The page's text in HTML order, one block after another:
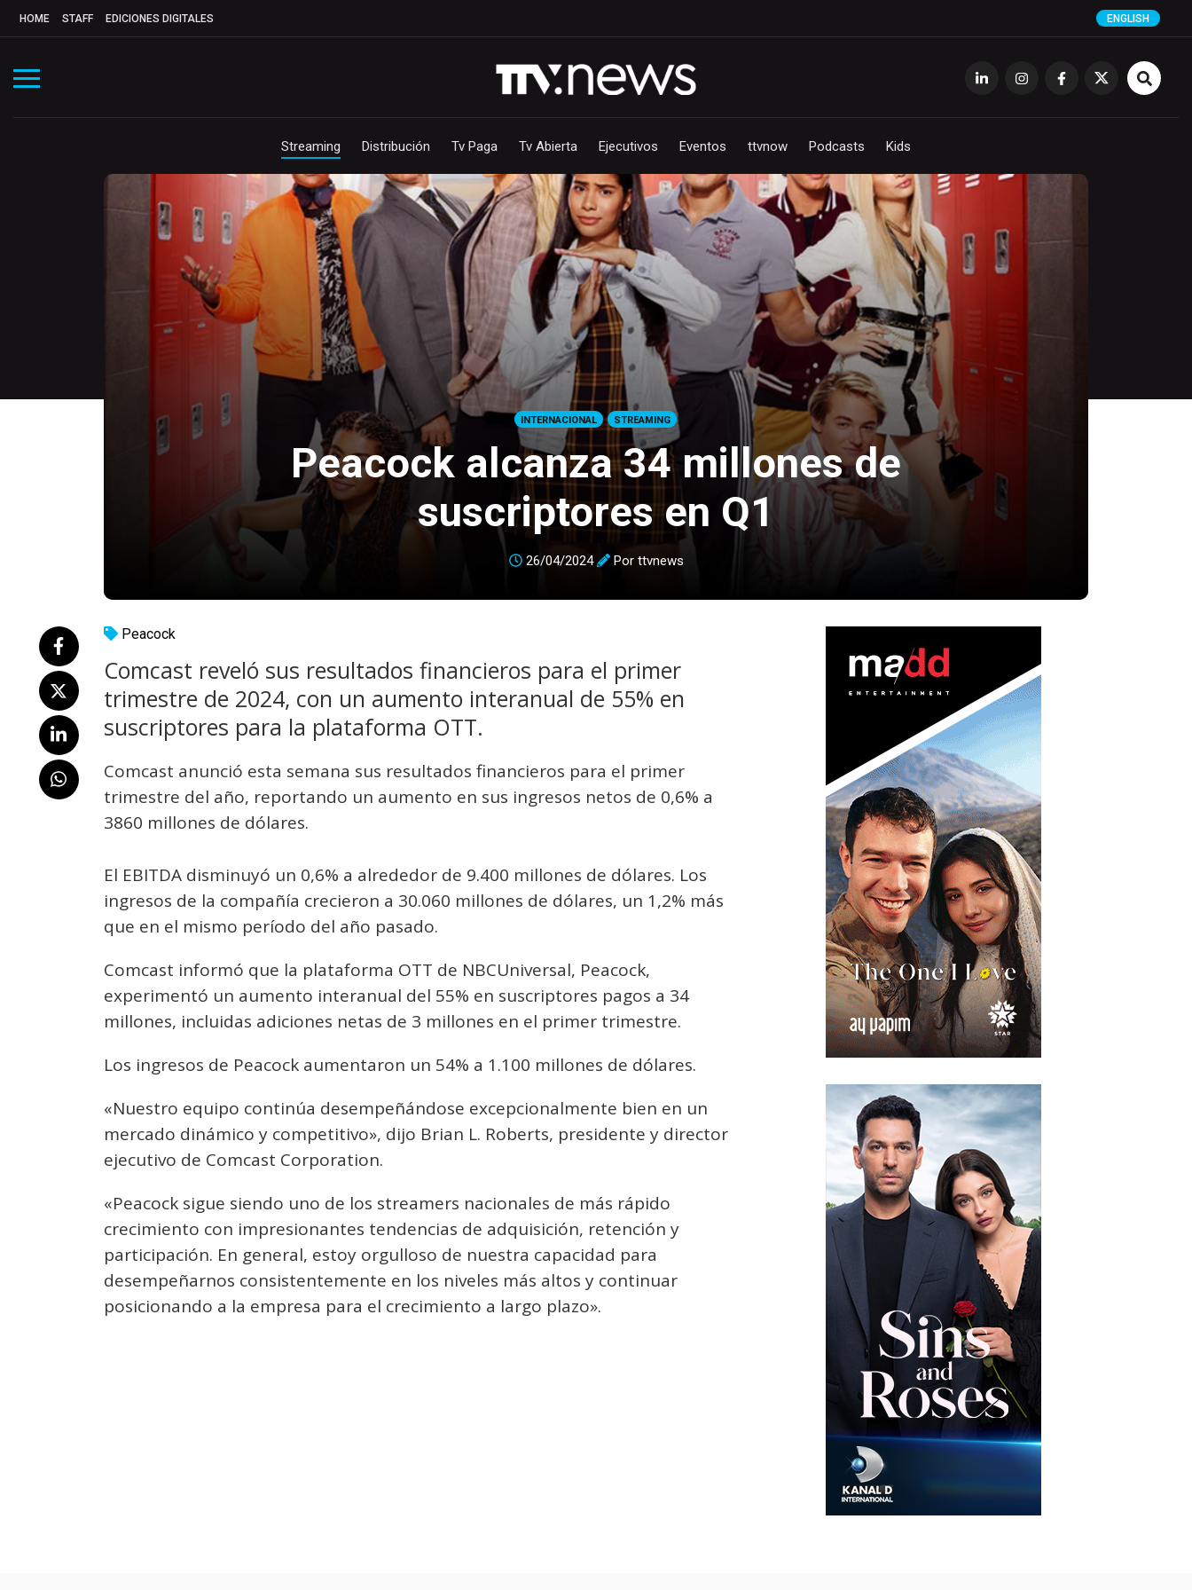
HOME STAFF EDICIONES DIGITALES ENGLISH
Streaming Distribución Tv Paga Tv Abierta Ejecutivos Eventos ttvnow Podcasts Kids
INTERNACIONAL STREAMING
Peacock alcanza 34 millones de
suscriptores en Q1
26/04/2024 Por ttvnews
Peacock
Comcast reveló sus resultados financieros para el primer
trimestre de 2024, con un aumento interanual de 55% en
suscriptores para la plataforma OTT.
Comcast anunció esta semana sus resultados financieros para el primer
trimestre del año, reportando un aumento en sus ingresos netos de 0,6% a
3860 millones de dólares.
El EBITDA disminuyó un 0,6% a alrededor de 9.400 millones de dólares. Los
ingresos de la compañía crecieron a 30.060 millones de dólares, un 1,2% más
que en el mismo período del año pasado.
Comcast informó que la plataforma OTT de NBCUniversal, Peacock,
experimentó un aumento interanual del 55% en suscriptores pagos a 34
millones, incluidas adiciones netas de 3 millones en el primer trimestre.
Los ingresos de Peacock aumentaron un 54% a 1.100 millones de dólares.
«Nuestro equipo continúa desempeñándose excepcionalmente bien en un
mercado dinámico y competitivo», dijo Brian L. Roberts, presidente y director
ejecutivo de Comcast Corporation.
«Peacock sigue siendo uno de los streamers nacionales de más rápido
crecimiento con impresionantes tendencias de adquisición, retención y
participación. En general, estoy orgulloso de nuestra capacidad para
desempeñarnos consistentemente en los niveles más altos y continuar
posicionando a la empresa para el crecimiento a largo plazo».